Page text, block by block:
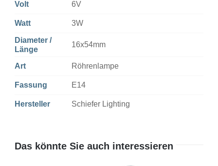
Volt 6V
Watt 3W
Diameter /
Länge
16x54mm
Art Röhrenlampe
Fassung E14
Hersteller Schiefer Lighting
Das könnte Sie auch interessieren